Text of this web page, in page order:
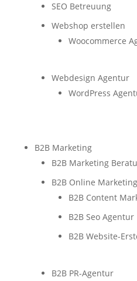
SEO Betreuung
Webshop erstellen
Woocommerce
Webdesign Agentur
WordPress
B2B Marketing
B2B Marketing
B2B Online
B2B Content
B2B Seo Agentur
B2B Website-
B2B PR-Agentur